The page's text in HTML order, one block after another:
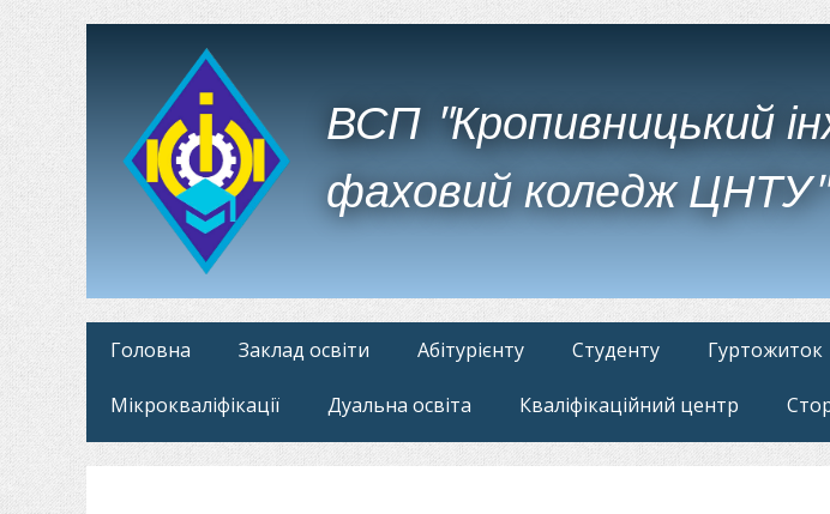
ВСП "Кропивницький
фаховий коледж ЦНТУ"
Головне
Перейти
Головна Заклад освіти Абітурієнту Студенту Гуртожиток
Мікрокваліфікації Дуальна освіта Кваліфікаційний центр